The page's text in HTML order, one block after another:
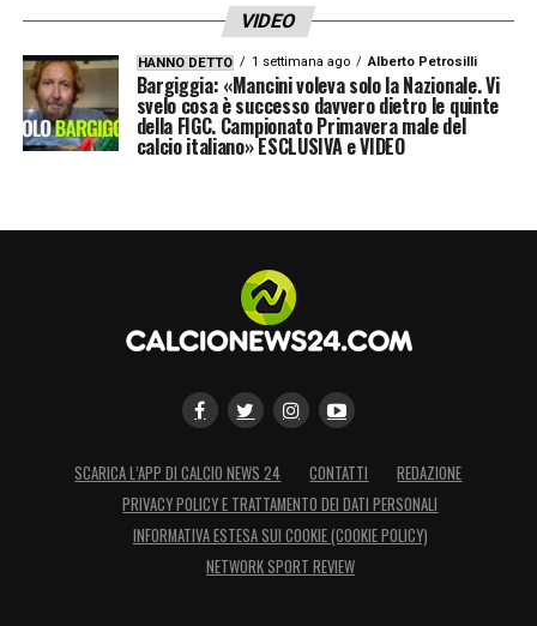
VIDEO
HANNO DETTO 1 settimana ago Alberto Petrosilli
Bargiggia: «Mancini voleva solo la Nazionale. Vi
svelo cosa è successo davvero dietro le quinte
della FIGC. Campionato Primavera male del
calcio italiano» ESCLUSIVA e VIDEO
SCARICA L’APP DI CALCIO NEWS 24 CONTATTI
REDAZIONE
PRIVACY POLICY E TRATTAMENTO DEI DATI PERSONALI
INFORMATIVA ESTESA SUI COOKIE (COOKIE POLICY)
NETWORK SPORT REVIEW